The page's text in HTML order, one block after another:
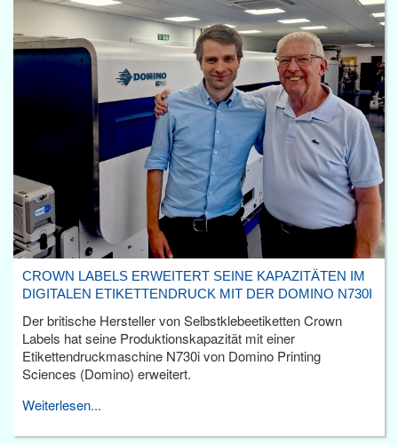
CROWN LABELS ERWEITERT SEINE KAPAZITÄTEN IM
DIGITALEN ETIKETTENDRUCK MIT DER DOMINO N730I
Der britische Hersteller von Selbstklebeetiketten Crown
Labels hat seine Produktionskapazität mit einer
Etikettendruckmaschine N730i von Domino Printing
Sciences (Domino) erweitert.
Weiterlesen...